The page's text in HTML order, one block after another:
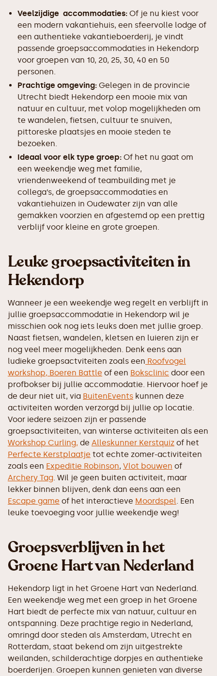
Veelzijdige accommodaties: Of je nu kiest voor
een modern vakantiehuis, een sfeervolle lodge of
een authentieke vakantieboerderij, je vindt
passende groepsaccommodaties in Hekendorp
voor groepen van 10, 20, 25, 30, 40 en 50
personen.
Prachtige omgeving: Gelegen in de provincie
Utrecht biedt Hekendorp een mooie mix van
natuur en cultuur, met volop mogelijkheden om
te wandelen, fietsen, cultuur te snuiven,
pittoreske plaatsjes en mooie steden te
bezoeken.
Ideaal voor elk type groep: Of het nu gaat om
een weekendje weg met familie,
vriendenweekend of teambuilding met je
collega’s, de groepsaccommodaties en
vakantiehuizen in Oudewater zijn van alle
gemakken voorzien en afgestemd op een prettig
verblijf voor kleine en grote groepen.
Leuke groepsactiviteiten in
Hekendorp
Wanneer je een weekendje weg regelt en verblijft in
jullie groepsaccommodatie in Hekendorp wil je
misschien ook nog iets leuks doen met jullie groep.
Naast fietsen, wandelen, kletsen en luieren zijn er
nog veel meer mogelijkheden. Denk eens aan
ludieke groepsactviteiten zoals een Roofvogel
workshop, Boeren Battle of een Boksclinic door een
profbokser bij jullie accommodatie. Hiervoor hoef je
de deur niet uit, via BuitenEvents kunnen deze
activiteiten worden verzorgd bij jullie op locatie.
Voor iedere seizoen zijn er passende
groepsactiviteiten, van winterse activiteiten als een
Workshop Curling, de Alleskunner Kerstquiz of het
Perfecte Kerstplaatje tot echte zomer-activiteiten
zoals een Expeditie Robinson, Vlot bouwen of
Archery Tag. Wil je geen buiten activiteit, maar
lekker binnen blijven, denk dan eens aan een
Escape game of het interactieve Moordspel. Een
leuke toevoeging voor jullie weekendje weg!
Groepsverblijven in het
Groene Hart van Nederland
Hekendorp ligt in het Groene Hart van Nederland.
Een weekendje weg met een groep in het Groene
Hart biedt de perfecte mix van natuur, cultuur en
ontspanning. Deze prachtige regio in Nederland,
omringd door steden als Amsterdam, Utrecht en
Rotterdam, staat bekend om zijn uitgestrekte
weilanden, schilderachtige dorpjes en authentieke
boerderijen. Groepen kunnen genieten van diverse